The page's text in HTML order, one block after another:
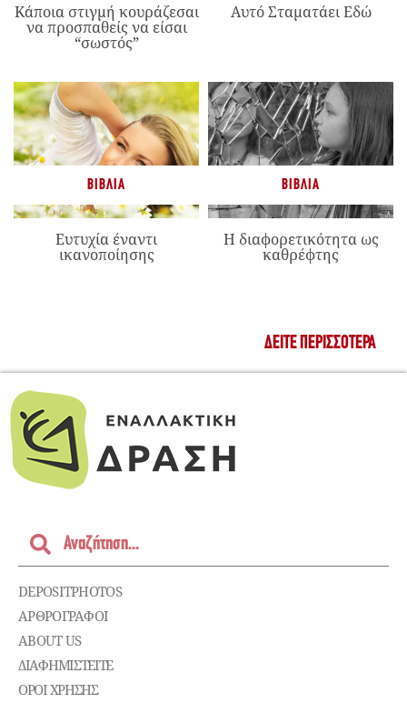
Κάποια στιγμή κουράζεσαι
να προσπαθείς να είσαι
“σωστός”
Αυτό Σταματάει Εδώ
ΒΙΒΛΊΑ
Ευτυχία έναντι
ικανοποίησης
ΒΙΒΛΊΑ
Η διαφορετικότητα ως
καθρέφτης
ΔΕΊΤΕ ΠΕΡΙΣΣΌΤΕΡΑ
DEPOSITPHOTOS
ΑΡΘΡΟΓΡΑΦΟΙ
ABOUT US
ΔΙΑΦΗΜΙΣΤΕΊΤΕ
ΌΡΟΙ ΧΡΉΣΗΣ